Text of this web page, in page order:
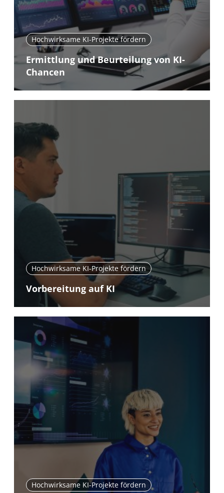
Hochwirksame KI-Projekte fördern
Ermittlung und Beurteilung von KI-
Chancen
Hochwirksame KI-Projekte fördern
Vorbereitung auf KI
Hochwirksame KI-Projekte fördern